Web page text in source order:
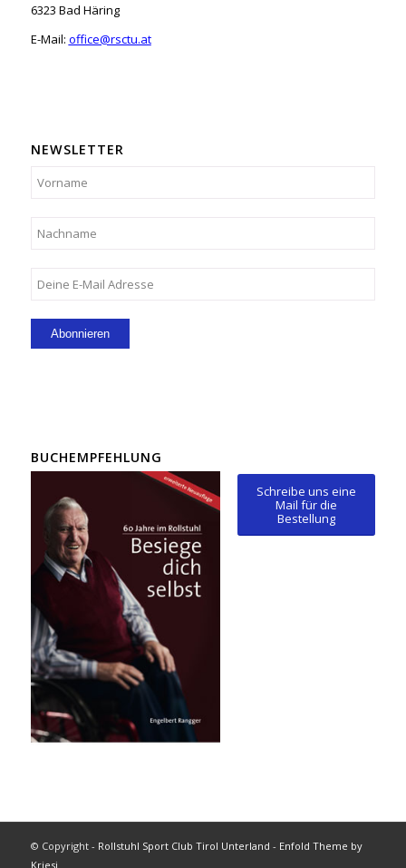
6323 Bad Häring
E-Mail: office@rsctu.at
NEWSLETTER
BUCHEMPFEHLUNG
Schreibe uns eine
Mail für die
Bestellung
© Copyright - Rollstuhl Sport Club Tirol Unterland - Enfold Theme by
Kriesi